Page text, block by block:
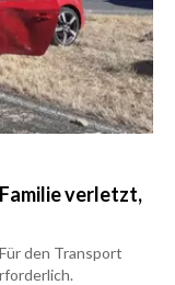
verletzt,
den Transport